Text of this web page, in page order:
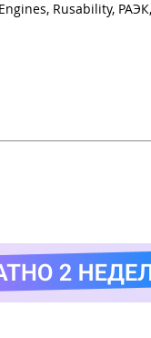
Rusability, РАЭК,